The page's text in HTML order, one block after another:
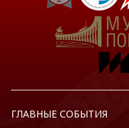
ГЛАВНЫЕ СОБЫТИЯ